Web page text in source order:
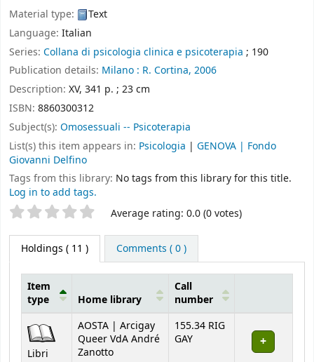
Material type:
Text
Language: Italian
Series: Collana di psicologia clinica e psicoterapia ; 190
Publication details: Milano : R. Cortina, 2006
Description: XV, 341 p. ; 23 cm
ISBN: 8860300312
Subject(s): Omosessuali -- Psicoterapia
List(s) this item appears in: Psicologia | GENOVA | Fondo
Giovanni Delfino
Tags from this library: No tags from this library for this title.
Log in to add tags.
Star ratings Average rating: 0.0 (0 votes)
Holdings ( 11 ) Comments ( 0 )
Holdings
Item
type
Home library
Call
number
Libri
AOSTA | Arcigay
Queer VdA André
Zanotto
155.34 RIG
GAY